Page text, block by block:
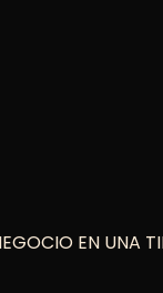
EN UNA